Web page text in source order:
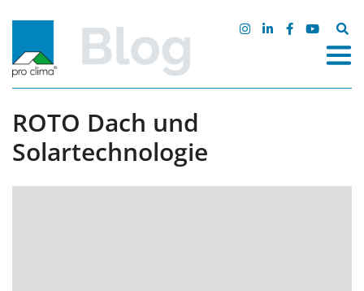
Inhalt
Suche
nach:
ROTO Dach und
Solartechnologie